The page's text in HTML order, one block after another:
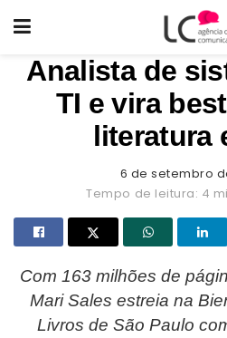
Analista de
TI e vira
literatura
6 de setembro
Tempo de leitura: 4
Com 163 milhões de
Mari Sales estreia na
Livros de São Paulo